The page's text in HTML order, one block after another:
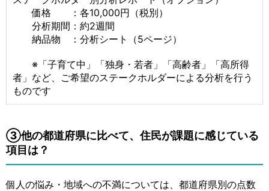
価格 ：各10,000円（税別）
分析期間：約2週間
納品物 ：分析シート（5ページ）
※「子育て中」「独身・若者」「高齢者」「高所得
者」など、ご希望のステークホルダーによる分析を行う
ものです
③他の都道府県に比べて、住民が課題に感じている
項目は？
個人の悩み・地域への不満については、都道府県別の点数